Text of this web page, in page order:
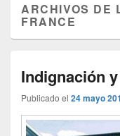
ARCHIVOS
FRANCE
Indignación
Publicado el 24 mayo